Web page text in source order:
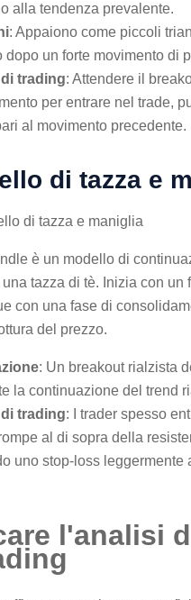
alla tendenza prevalente.
: Appaiono come piccoli
dopo un forte movimento di
trading: Attendere il
per entrare nel trade,
al movimento precedente.
di tazza e
è un modello di
tazza di tè. Inizia con un
con una fase di
del prezzo.
: Un breakout rialzista
la continuazione del trend
trading: I trader spesso
al di sopra della
uno stop-loss leggermente
l'analisi